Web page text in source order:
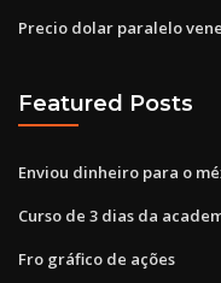
Precio dolar paralelo
Featured Posts
Enviou dinheiro para o
Curso de 3 dias da
Fro gráfico de ações